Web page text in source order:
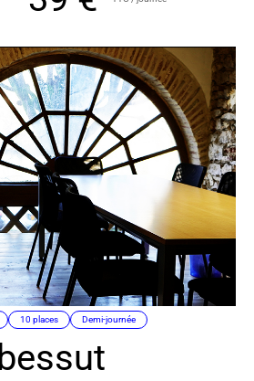
10 places Demi-journée